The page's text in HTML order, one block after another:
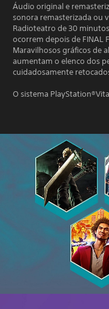
Áudio original e
sonora remasterizada ou
Radioteatro de 30
ocorrem depois de FINAL
Maravilhosos gráficos de
aumentam o elenco dos
cuidadosamente
O sistema